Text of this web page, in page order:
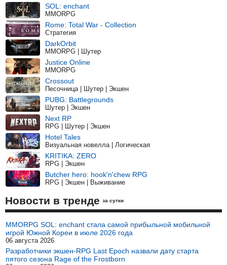
SOL: enchant
MMORPG
Rome: Total War - Collection
Стратегия
DarkOrbit
MMORPG | Шутер
Justice Online
MMORPG
Crossout
Песочница | Шутер | Экшен
PUBG: Battlegrounds
Шутер | Экшен
Next RP
RPG | Шутер | Экшен
Hotel Tales
Визуальная новелла | Логическая
KRITIKA: ZERO
RPG | Экшен
Butcher hero: hook'n'chew RPG
RPG | Экшен | Выживание
Новости в тренде за сутки
MMORPG SOL: enchant стала самой прибыльной мобильной
игрой Южной Кореи в июле 2026 года
06 августа 2026
Разработчики экшен-RPG Last Epoch назвали дату старта
пятого сезона Rage of the Frostborn